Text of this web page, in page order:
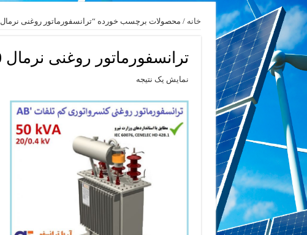
خانه / محصولات برچسب خورده “ترانسفورماتور روغنی نرمال 50 kVA”
ترانسفورماتور روغنی نرمال 50 kVA
نمایش یک نتیجه